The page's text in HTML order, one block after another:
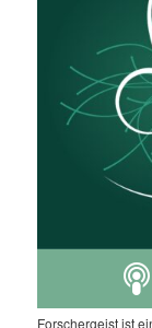
Forschergeist ist